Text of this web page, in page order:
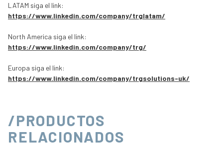
LATAM siga el link:
https://www.linkedin.com/company/trglatam/
North America siga el link:
https://www.linkedin.com/company/trg/
Europa siga el link:
https://www.linkedin.com/company/trgsolutions-uk/
/PRODUCTOS
RELACIONADOS